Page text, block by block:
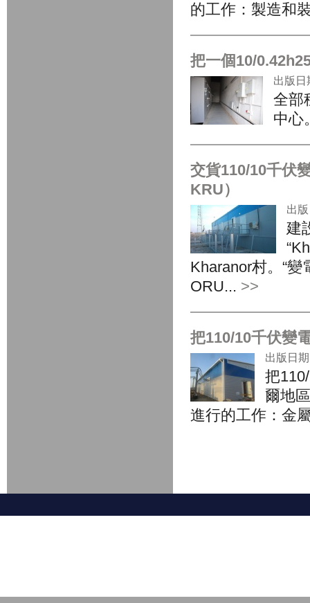
的工作：製造和
把一個10/
出版日
全部
中心
交貨110/10千伏
KRU）
出
建
Kharanor村。“
ORU... >>
把110/10千伏變
出版日
把
爾地
進行的工作：金